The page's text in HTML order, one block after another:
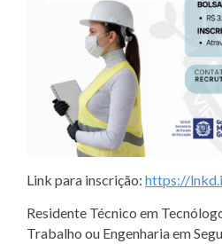
Link para inscrição: https://
Residente Técnico em
Trabalho ou Engenharia em